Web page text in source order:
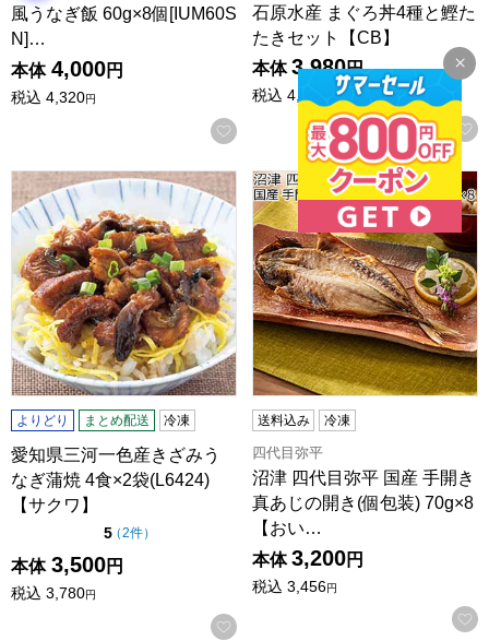
風うなぎ飯 60g×8個[IUM60S
N]…
本体 4,000円
税込 4,320円
お気に入りに登録する
石原水産 まぐろ丼4種と鰹た
たきセット【CB】
本体 3,980円
税込 4,298. 40円
愛知県三河一色産きざみうなぎ蒲焼 4食×2袋(L6424)【サク
よりどり まとめ配送 冷凍
愛知県三河一色産きざみう
なぎ蒲焼 4食×2袋(L6424)
【サクワ】
5点（5点満点中）
（2件の評価
）
本体 3,500円
税込 3,780円
お気に入りに登録する
沼津 四代目弥平 国産 手開き
送料込み 冷凍
四代目弥平
沼津 四代目弥平 国産 手開き
真あじの開き(個包装) 70g×8
【おい…
本体 3,200円
税込 3,456円